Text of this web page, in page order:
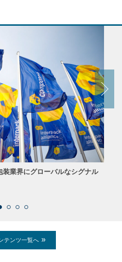
業界にグローバルなシグナル
テンツ一覧へ